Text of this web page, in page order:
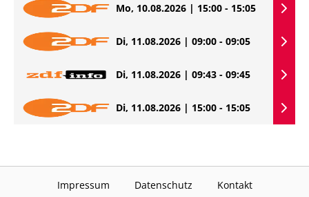
Mo, 10.08.2026 | 15:00 - 15:05
Di, 11.08.2026 | 09:00 - 09:05
Di, 11.08.2026 | 09:43 - 09:45
Di, 11.08.2026 | 15:00 - 15:05
Impressum Datenschutz Kontakt